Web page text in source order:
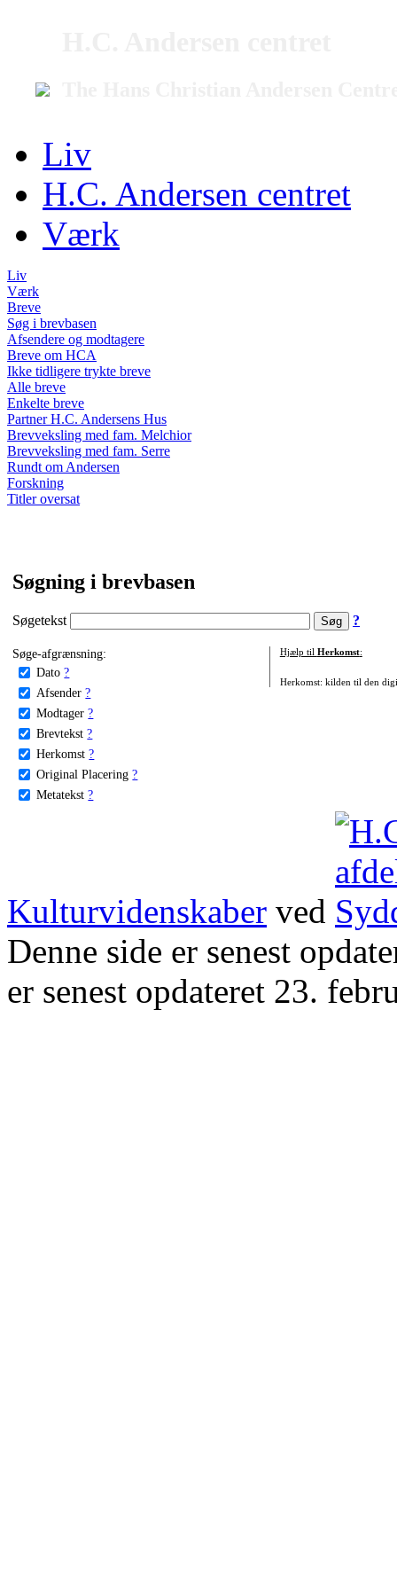
Liv
H.C. Andersen centret
Værk
Liv
Værk
Breve
Søg i brevbasen
Afsendere og modtagere
Breve om HCA
Ikke tidligere trykte breve
Alle breve
Enkelte breve
Partner H.C. Andersens Hus
Brevveksling med fam. Melchior
Brevveksling med fam. Serre
Rundt om Andersen
Forskning
Titler oversat
Søgning i brevbasen
Søgetekst ?
Søge-afgrænsning:
Dato ?
Afsender ?
Modtager ?
Brevtekst ?
Herkomst ?
Original Placering ?
Metatekst ?
Hjælp til Herkomst:
Herkomst: kilden til den
Kulturvidenskaber ved
Denne side er senest
er senest opdateret 23.